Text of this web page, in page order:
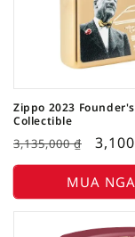
Zippo 2023
Collectible
3,135,000₫
MUA